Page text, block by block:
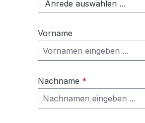
Vorname
Nachname *